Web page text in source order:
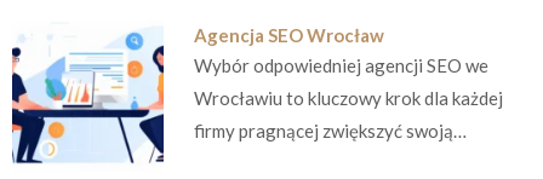
Agencja SEO Wrocław
Wybór odpowiedniej agencji SEO we
Wrocławiu to kluczowy krok dla każdej
firmy pragnącej zwiększyć swoją…